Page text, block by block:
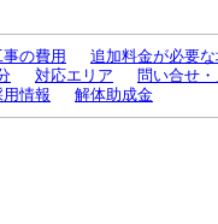
の費用
追加料金が必要
対応エリア
問い合せ
用情報 解体助成金